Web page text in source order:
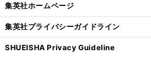
集英社ホームページ
集英社プライバシーガイドライン
SHUEISHA Privacy Guideline